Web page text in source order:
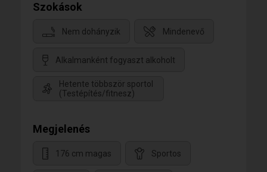
Szokások
Nem dohányzik Mindenevő
Alkalmanként fogyaszt alkoholt
Hetente többször sportol
(Testépítés/fitnesz)
Megjelenés
176 cm magas Sportos